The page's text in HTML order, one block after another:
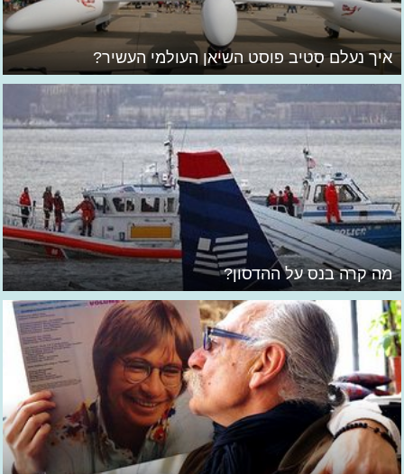
איך נעלם סטיב פוסט השיאן העולמי העשיר?
מה קרה בנס על ההדסון?